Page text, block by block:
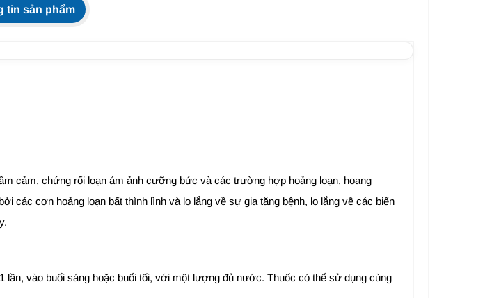
tin sản phẩm
cảm, chứng rối loạn ám ảnh cưỡng bức và các trường hợp hoảng loạn, hoang
các cơn hoảng loạn bất thình lình và lo lắng về sự gia tăng bệnh, lo lắng về các biến
vào buổi sáng hoặc buổi tối, với một lượng đủ nước. Thuốc có thể sử dụng cùng